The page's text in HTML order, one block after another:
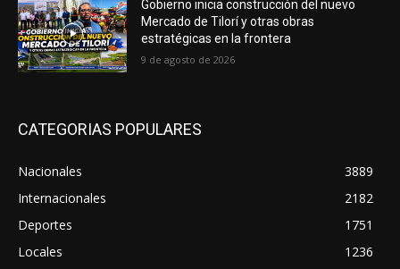
Gobierno inicia construcción del nuevo
Mercado de Tilorí y otras obras
estratégicas en la frontera
9 de agosto de 2026
CATEGORIAS POPULARES
Nacionales
3889
Internacionales
2182
Deportes
1751
Locales
1236